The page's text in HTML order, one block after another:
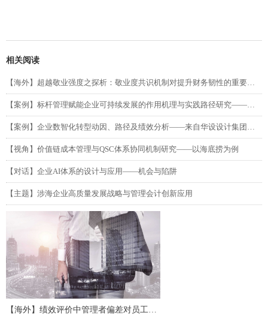
【海外】绩效评价中管理者偏差对员工努
相关阅读
【海外】超越敬业强度之探析：敬业度共识机制对提升财务韧性的重要性（第二部分）
【案例】标杆管理赋能企业可持续发展的作用机理与实践路径研究——以吉利汽车为例
【案例】企业数智化转型动因、路径及绩效分析——来自华设设计集团的单案例研究
【视角】价值链成本管理与QSC体系协同机制研究——以海底捞为例
【对话】企业AI体系的设计与应用——机会与陷阱
【主题】涉海企业高质量发展战略与管理会计创新应用